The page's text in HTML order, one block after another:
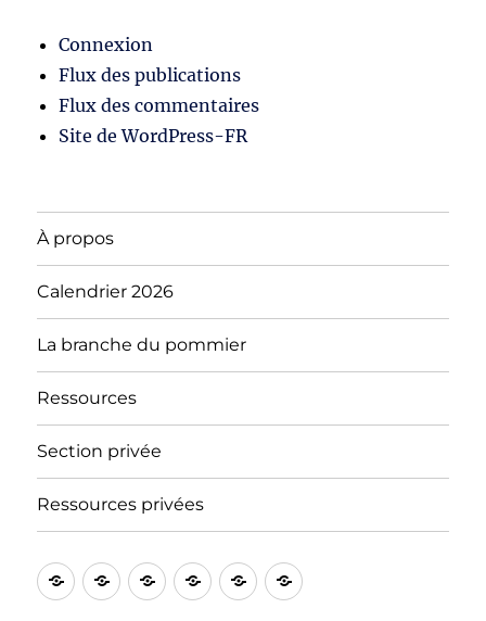
Connexion
Flux des publications
Flux des commentaires
Site de WordPress-FR
À propos
Calendrier 2026
La branche du pommier
Ressources
Section privée
Ressources privées
À
propos
Blog Section
privée
Calendrier
2026
Ressources
Notre